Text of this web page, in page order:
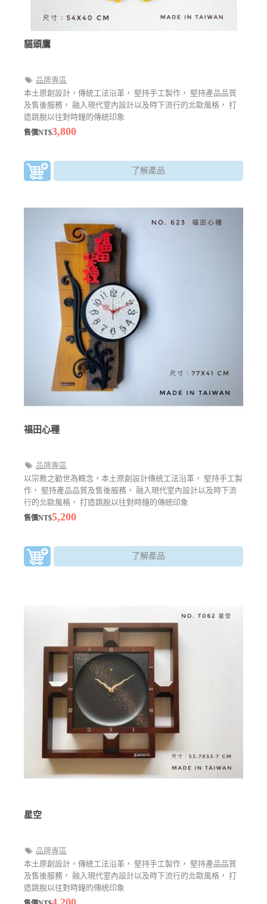
貓頭鷹
品牌專區
本土原創設計，傳統工法沿革， 堅持手工製作， 堅持產品品質
及售後服務， 融入現代室內設計以及時下流行的北歐風格， 打
造跳脫以往對時鐘的傳統印象
售價NT$3,800
了解產品
福田心種
品牌專區
以宗教之勸世為概念，本土原創設計傳統工法沿革， 堅持手工製
作， 堅持產品品質及售後服務， 融入現代室內設計以及時下流
行的北歐風格， 打造跳脫以往對時鐘的傳統印象
售價NT$5,200
了解產品
星空
品牌專區
本土原創設計，傳統工法沿革， 堅持手工製作， 堅持產品品質
及售後服務， 融入現代室內設計以及時下流行的北歐風格， 打
造跳脫以往對時鐘的傳統印象